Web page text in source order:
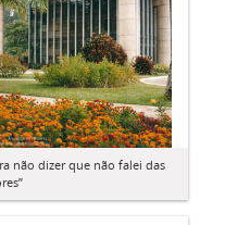
não dizer que não falei das